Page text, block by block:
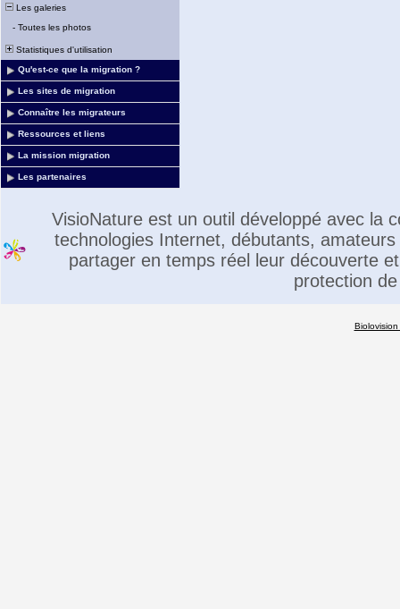
Les galeries
- Toutes les photos
Statistiques d'utilisation
Qu'est-ce que la migration ?
Les sites de migration
Connaître les migrateurs
Ressources et liens
La mission migration
Les partenaires
VisioNature est un outil développé avec la
technologies Internet, débutants,
partager en temps réel leur découverte
protection
Biolovision